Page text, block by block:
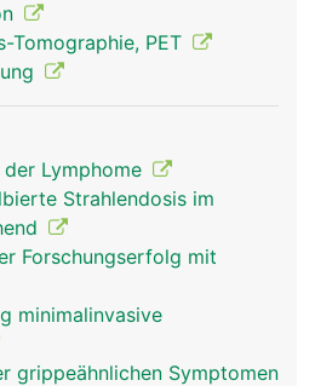
Tomographie, PET
der Lymphome
Strahlendosis im
Forschungserfolg mit
minimalinvasive
grippeähnlichen Symptomen